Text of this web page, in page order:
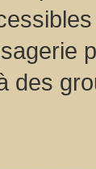
des